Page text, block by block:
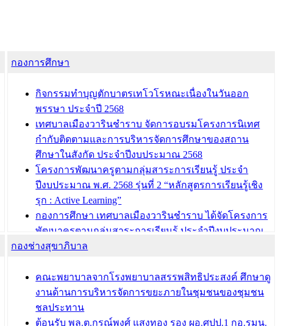
กองการศึกษา
กิจกรรมทำบุญตักบาตรเทโวโรหณะเนื่องในวันออก
พรรษา ประจำปี 2568
เทศบาลเมืองวารินชำราบ จัดการอบรมโครงการนิเทศ
กำกับติดตามและการบริหารจัดการศึกษาของสถาน
ศึกษาในสังกัด ประจำปีงบประมาณ 2568
โครงการพัฒนาครูตามกลุ่มสาระการเรียนรู้ ประจำ
ปีงบประมาณ พ.ศ. 2568 รุ่นที่ 2 “หลักสูตรการเรียนรู้เชิง
รุก : Active Learning”
กองการศึกษา เทศบาลเมืองวารินชำราบ ได้จัดโครงการ
พัฒนาครูตามกลุ่มสาระการเรียนรู้ ประจำปีงบประมาณ
พ.ศ. 2568
รางวัลผู้อำนวยการสำนัก/กองการศึกษาดีเด่น ในงาน
แข่งขันทักษะทางวิชาการและงานมหกรรมการจัดการ
ศึกษาท้องถิ่น ระดับประเทศครั้งที่ 14 ประจำปี 2568
กองช่างสุขาภิบาล
คณะพยาบาลจากโรงพยาบาลสรรพสิทธิประสงค์ ศึกษาดู
งานด้านการบริหารจัดการขยะภายในชุมชนของชุมชน
ชลประทาน
ต้อนรับ พล.ต.กรณ์พงศ์ แสงทอง รอง ผอ.ศปป.1 กอ.รมน.